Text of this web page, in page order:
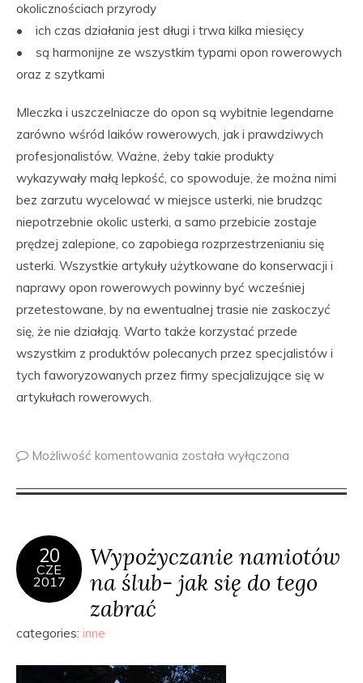
okolicznościach przyrody
• ich czas działania jest długi i trwa kilka miesięcy
• są harmonijne ze wszystkim typami opon rowerowych
oraz z szytkami
Mleczka i uszczelniacze do opon są wybitnie legendarne
zarówno wśród laików rowerowych, jak i prawdziwych
profesjonalistów. Ważne, żeby takie produkty
wykazywały małą lepkość, co spowoduje, że można nimi
bez zarzutu wycelować w miejsce usterki, nie brudząc
niepotrzebnie okolic usterki, a samo przebicie zostaje
prędzej zalepione, co zapobiega rozprzestrzenianiu się
usterki. Wszystkie artykuły użytkowane do konserwacji i
naprawy opon rowerowych powinny być wcześniej
przetestowane, by na ewentualnej trasie nie zaskoczyć
się, że nie działają. Warto także korzystać przede
wszystkim z produktów polecanych przez specjalistów i
tych faworyzowanych przez firmy specjalizujące się w
artykułach rowerowych.
Możliwość komentowania została wyłączona
20
CZE
2017
Wypożyczanie namiotów
na ślub- jak się do tego
zabrać
categories: inne